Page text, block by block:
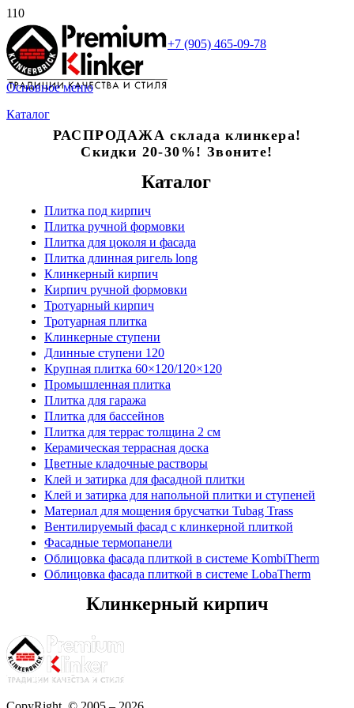
+7 (905) 465-09-78
Основное меню
Каталог
РАСПРОДАЖА склада клинкера!
Скидки 20-30%! Звоните!
Каталог
Плитка под кирпич
Плитка ручной формовки
Плитка для цоколя и фасада
Плитка длинная ригель long
Клинкерный кирпич
Кирпич ручной формовки
Тротуарный кирпич
Тротуарная плитка
Клинкерные ступени
Длинные ступени 120
Крупная плитка 60×120/120×120
Промышленная плитка
Плитка для гаража
Плитка для бассейнов
Плитка для террас толщина 2 см
Керамическая террасная доска
Цветные кладочные растворы
Клей и затирка для фасадной плитки
Клей и затирка для напольной плитки и ступеней
Материал для мощения брусчатки Tubag Trass
Вентилируемый фасад с клинкерной плиткой
Фасадные термопанели
Облицовка фасада плиткой в системе KombiTherm
Облицовка фасада плиткой в системе LobaTherm
Клинкерный кирпич